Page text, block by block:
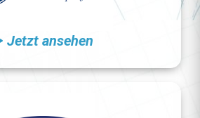
Jetzt ansehen